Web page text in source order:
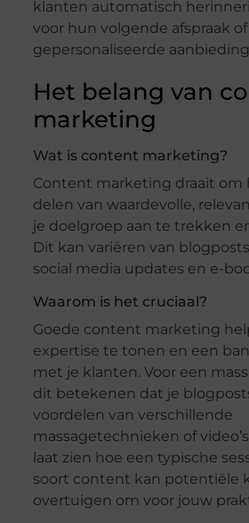
klanten automatisch
voor hun volgende afspraak of
gepersonaliseerde
Het belang van
marketing
Wat is content marketing?
Content marketing draait om
delen van waardevolle,
je doelgroep aan te trekken
Dit kan variëren van
social media updates en e-
Waarom is het cruciaal?
Goede content marketing
expertise te tonen en een
met je klanten. Voor een
dit betekenen dat je
voordelen van verschillende
massagetechnieken of
laat zien hoe een typische
soort content kan potentiële
overtuigen om voor jouw